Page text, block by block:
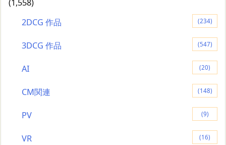
(1,558)
2DCG 作品
(234)
3DCG 作品 (547)
AI (20)
CM関連 (148)
PV (9)
VR (16)